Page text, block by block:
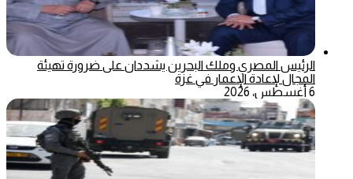
الرئيس المصري وملك البحرين يشددان على ضرورة تهيئة
المجال لإعادة الإعمار في غزة
6 أغسطس، 2026